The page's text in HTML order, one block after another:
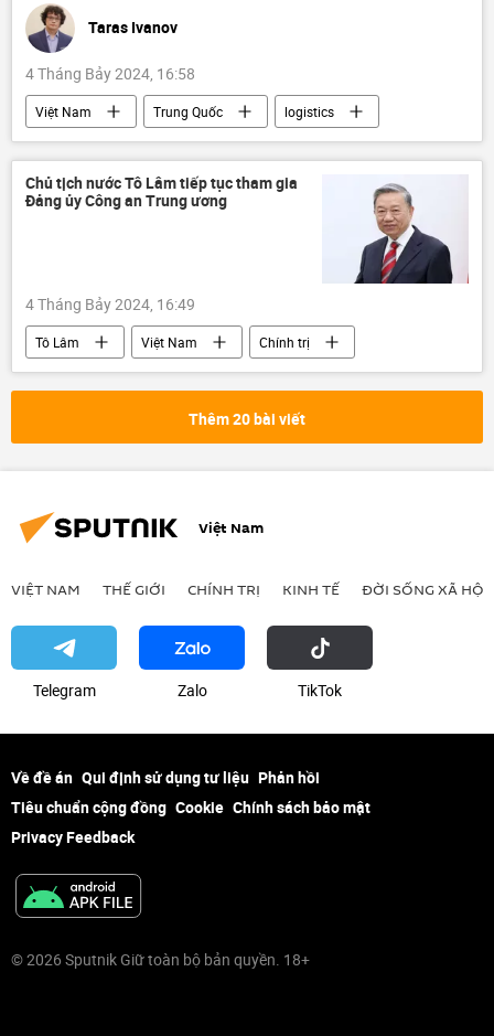
Tayyip Erdogan
Sergey Lavrov
Belarus
Taras Ivanov
4 Tháng Bảy 2024, 16:58
Việt Nam Trung Quốc
logistics
nông sản
thương mại
Quan điểm-Ý kiến
Tác giả
Chủ tịch nước Tô Lâm tiếp tục tham gia
Đảng ủy Công an Trung ương
4 Tháng Bảy 2024, 16:49
Tô Lâm Việt Nam
Chính trị
thông tin
Phạm Minh Chính
Đảng Cộng sản
Chính phủ
Thêm 20 bài viết
Việt Nam
VIỆT NAM THẾ GIỚI CHÍNH TRỊ KINH TẾ ĐỜI SỐNG XÃ HỘI
Telegram Zalo ТikТоk
Về đề án Qui định sử dụng tư liệu Phản hồi
Tiêu chuẩn cộng đồng Cookie Chính sách bảo mật
Privacy Feedback
© 2026 Sputnik Giữ toàn bộ bản quyền. 18+